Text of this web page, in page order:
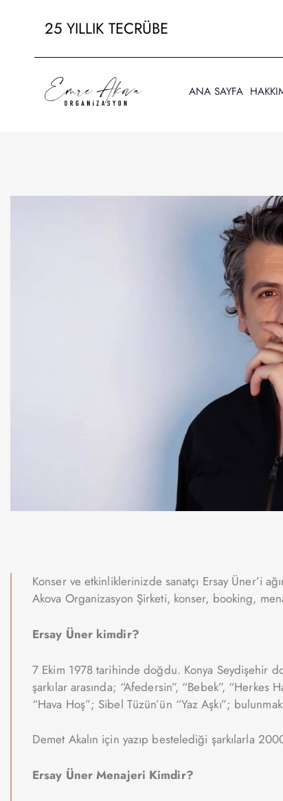
25 YILLIK TECRÜBE
ANA SAYFA
Konser ve etkinliklerinizde sanatçı Ersay Üner’i
Akova Organizasyon Şirketi, konser, booking,
Ersay Üner kimdir?
7 Ekim 1978 tarihinde doğdu. Konya Seydişehir
şarkılar arasında; “Afedersin”, “Bebek”, “Herkes
“Hava Hoş”; Sibel Tüzün’ün “Yaz Aşkı”;
Demet Akalın için yazıp bestelediği şarkılarla
Ersay Üner Menajeri Kimdir?